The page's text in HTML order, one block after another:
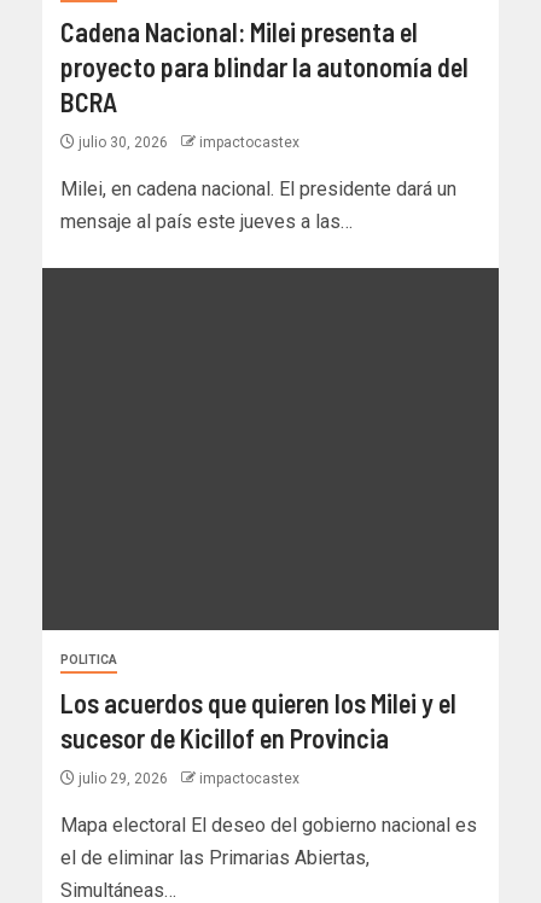
Cadena Nacional: Milei presenta el
proyecto para blindar la autonomía del
BCRA
julio 30, 2026 impactocastex
Milei, en cadena nacional. El presidente dará un
mensaje al país este jueves a las…
POLITICA
Los acuerdos que quieren los Milei y el
sucesor de Kicillof en Provincia
julio 29, 2026 impactocastex
Mapa electoral El deseo del gobierno nacional es
el de eliminar las Primarias Abiertas,
Simultáneas…